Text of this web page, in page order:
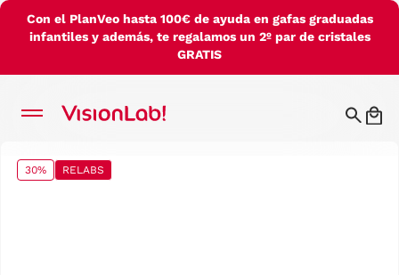
Con el PlanVeo hasta 100€ de ayuda en gafas graduadas
infantiles y además, te regalamos un 2º par de cristales
GRATIS
30% RELABS